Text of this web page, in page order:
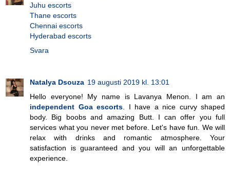
Juhu escorts
Thane escorts
Chennai escorts
Hyderabad escorts
Svara
Natalya Dsouza 19 augusti 2019 kl. 13:01
Hello everyone! My name is Lavanya Menon. I am an
independent Goa escorts . I have a nice curvy shaped
body. Big boobs and amazing Butt. I can offer you full
services what you never met before. Let's have fun. We will
relax with drinks and romantic atmosphere. Your
satisfaction is guaranteed and you will an unforgettable
experience.